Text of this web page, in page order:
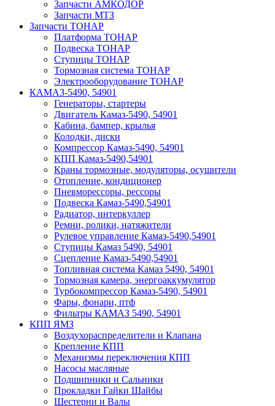
Запчасти АМКОДОР
Запчасти МТЗ
Запчасти ТОНАР
Платформа ТОНАР
Подвеска ТОНАР
Ступицы ТОНАР
Тормозная система ТОНАР
Электрооборудование ТОНАР
КАМАЗ-5490, 54901
Генераторы, стартеры
Двигатель Камаз-5490, 54901
Кабина, бампер, крылья
Колодки, диски
Компрессор Камаз-5490, 54901
КПП Камаз-5490,54901
Краны тормозные, модуляторы, осушители
Отопление, кондиционер
Пневморессоры, рессоры
Подвеска Камаз-5490,54901
Радиатор, интеркуллер
Ремни, ролики, натяжители
Рулевое управление Камаз-5490,54901
Ступицы Камаз 5490, 54901
Сцепление Камаз-5490,54901
Топливная система Камаз 5490, 54901
Тормозная камера, энергоаккумулятор
Турбокомпрессор Камаз-5490, 54901
Фары, фонари, птф
Фильтры КАМАЗ 5490, 54901
КПП ЯМЗ
Воздухораспределители и Клапана
Крепление КПП
Механизмы переключения КПП
Насосы масляные
Подшипники и Сальники
Прокладки Гайки Шайбы
Шестерни и Валы